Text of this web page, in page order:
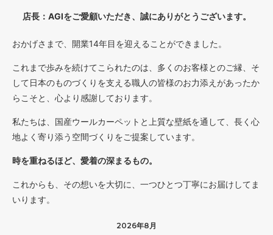
店長：AGIをご愛顧いただき、誠にありがとうございます。
おかげさまで、開業14年目を迎えることができました。
これまで歩みを続けてこられたのは、多くのお客様とのご縁、そ
して日本のものづくりを支える職人の皆様のお力添えがあったか
らこそと、心より感謝しております。
私たちは、国産ウールカーペットと上質な壁紙を通して、長く心
地よく寄り添う空間づくりをご提案しています。
時を重ねるほど、愛着の深まるもの。
これからも、その想いを大切に、一つひとつ丁寧にお届けしてま
いります。
2026年8月